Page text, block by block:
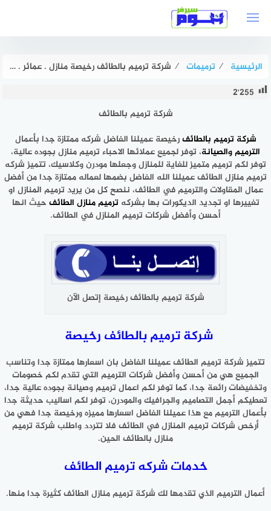
الرئيسية ⁄ ترميمات ⁄ شركة ترميم بالطائف رخيصة منازل . عمائر . فلل بخصم 51% هوم سيرفر
2٬255
شركة ترميم بالطائف
شركة ترميم بالطائفرخيصة عميلنا الفاضل شركه ممتازة جدا بأعمال
الترميم والصيانة، توفر لجميع عملائها الاحباء ترميم منازل بجوده عالية،
توفر لكم ترميم متميز للغاية للمنازل وجعلها مودرن وكلاسيك، تتميز شركه
ترميم منازل الطائف عميلنا الله الفاضل بضمها لعماله ممتازة جدا من أفضل
عمال المقاولات والترميم في الطائف، ننصح كل من يريد ترميم المنازل او
تغييرها او تجديد الديكورات بها بشركهترميم منازل الطائف حيث انها
أحسن وأفضل شركات ترميم المنازل في الطائف.
شركة ترميم بالطائف رخيصة إتصل الآن
شركة ترميم بالطائف رخيصة
تتميز شركة ترميم الطائف عميلنا الفاضل بان اسعارها ممتازة جدا وتناسب
الجميع هي من أحسن وأفضل شركات الترميم التي تقدم لكم خصومات
وتخفيضات رائعة جدا، كما توفر لكم اعمال ترميم وصيانة بجوده عالية جدا،
تعطيكم أجمل التصاميم والجرافيك والمودرن، توفر لكم اساليب حديثة جدا
بأعمال الترميم مع هذا عميلنا الفاضل اسعارها مميزه ورخيصة جدا فهي من
أرخص شركات ترميم المنازل في الطائف فلا تتردد واطلب شركة ترميم
منازل بالطائف الحين.
خدمات شركه ترميم الطائف
أعمال الترميم الذي تقدمها لك شركة ترميم منازل الطائف كثيرة جدا منها.